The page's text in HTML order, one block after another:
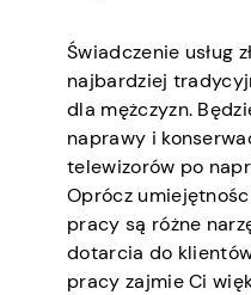
Świadczenie usług
najbardziej
dla mężczyzn.
naprawy i
telewizorów po
Oprócz
pracy są różne
dotarcia do
pracy zajmie Ci